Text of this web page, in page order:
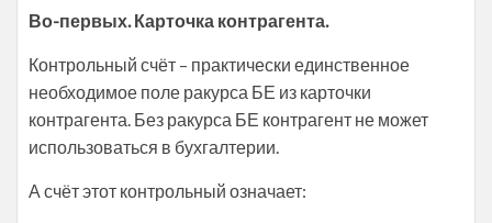
Во-первых. Карточка контрагента.
Контрольный счёт – практически единственное
необходимое поле ракурса БЕ из карточки
контрагента. Без ракурса БЕ контрагент не может
использоваться в бухгалтерии.
А счёт этот контрольный означает: